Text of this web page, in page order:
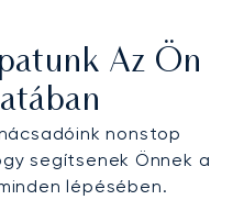
Az Ön
nonstop
segítsenek Önnek a
lépésében.